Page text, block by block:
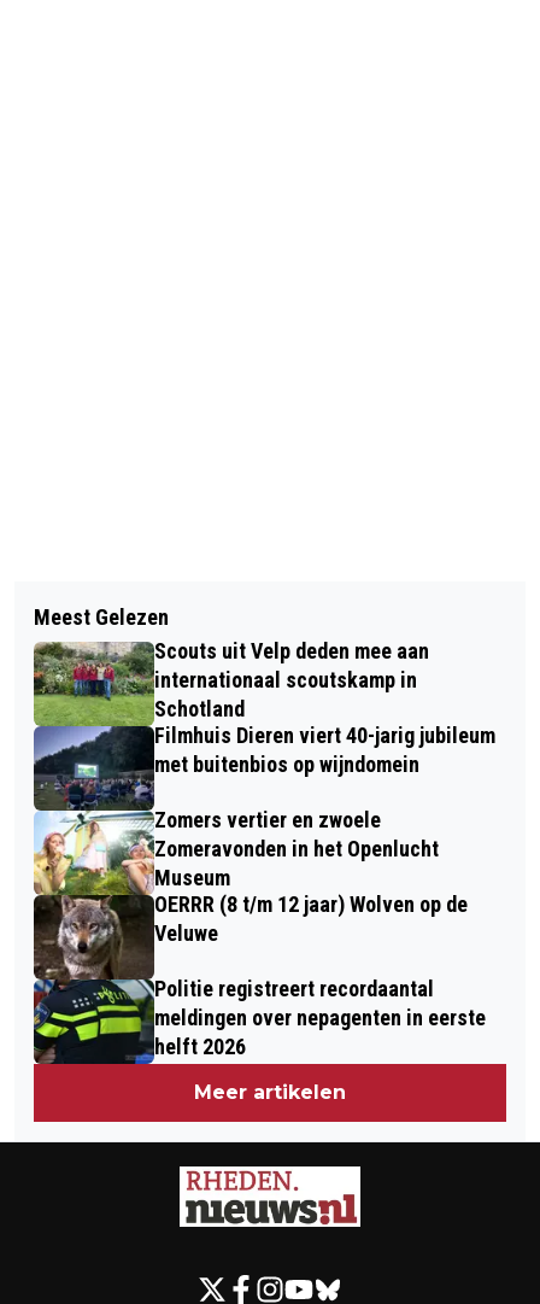
VELPSE HALFVASTENOPTOCHT
TREKT VEEL BEKIJKS ONDER
STRALENDE ZON
STEFAN SMITS: FIETSENMAKER MET
EEN HART VOOR DUURZAAMHEID EN
SERVICE
Meest Gelezen
Scouts uit Velp deden mee aan
internationaal scoutskamp in
Schotland
Filmhuis Dieren viert 40-jarig jubileum
met buitenbios op wijndomein
Zomers vertier en zwoele
Zomeravonden in het Openlucht
Museum
OERRR (8 t/m 12 jaar) Wolven op de
Veluwe
Politie registreert recordaantal
meldingen over nepagenten in eerste
helft 2026
Meer artikelen